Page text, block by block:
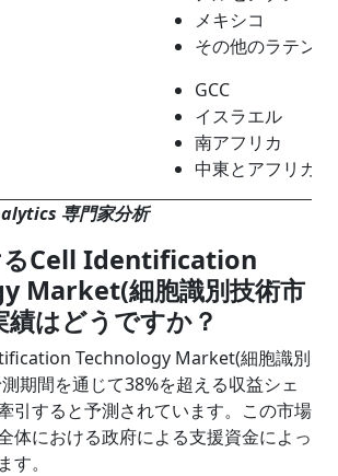
メキシコ
その他のラテン
GCC
イスラエル
南アフリカ
中東とアフリカ
専門家分析
るCell Identification
Market(細胞識別技術市
績はどうですか？
Technology Market(細胞識別
期間を通じて38%を超える収益シェ
引すると予測されています。この市場
体における政府による支援資金によっ
す。